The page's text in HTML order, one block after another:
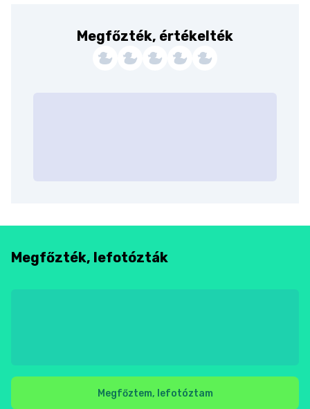
Megfőzték, értékelték
Megfőzték, lefotózták
Megfőztem, lefotóztam